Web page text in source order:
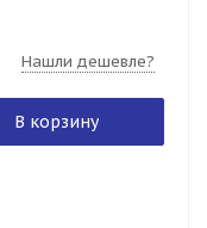
Нашли дешевле?
В корзину